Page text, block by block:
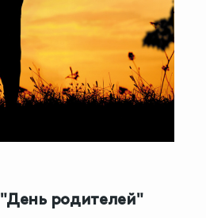
"День родителей"